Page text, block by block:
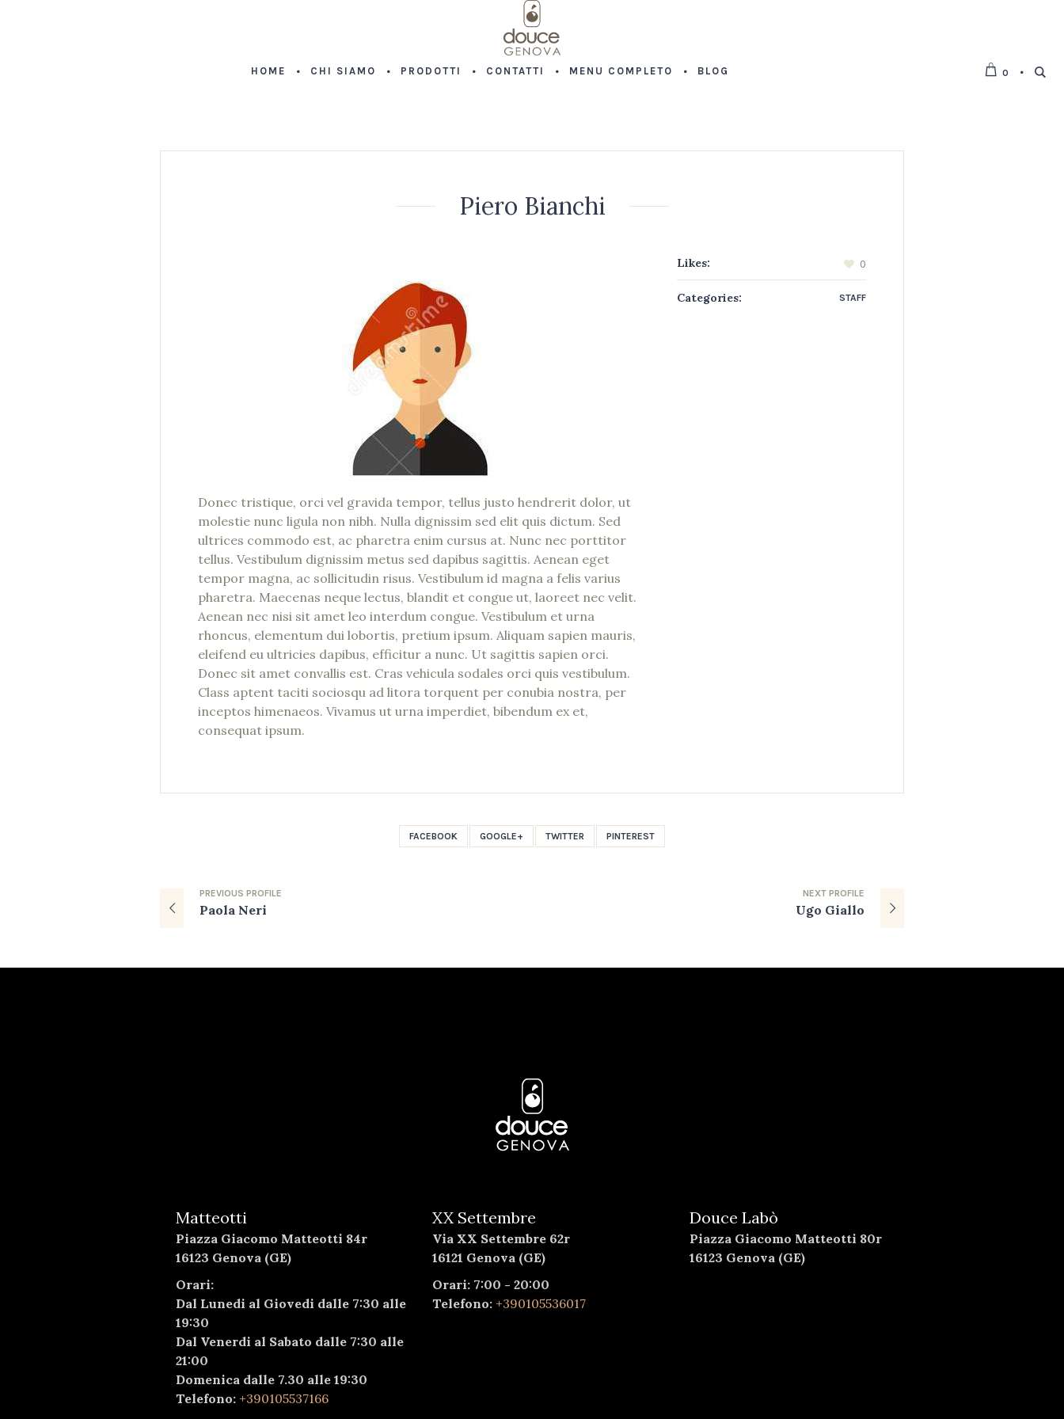
0
HOME CHI SIAMO PRODOTTI CONTATTI MENU COMPLETO BLOG
Piero Bianchi
Donec tristique, orci vel gravida tempor, tellus justo hendrerit dolor, ut
molestie nunc ligula non nibh. Nulla dignissim sed elit quis dictum. Sed
ultrices commodo est, ac pharetra enim cursus at. Nunc nec porttitor
tellus. Vestibulum dignissim metus sed dapibus sagittis. Aenean eget
tempor magna, ac sollicitudin risus. Vestibulum id magna a felis varius
pharetra. Maecenas neque lectus, blandit et congue ut, laoreet nec velit.
Aenean nec nisi sit amet leo interdum congue. Vestibulum et urna
rhoncus, elementum dui lobortis, pretium ipsum. Aliquam sapien mauris,
eleifend eu ultricies dapibus, efficitur a nunc. Ut sagittis sapien orci.
Donec sit amet convallis est. Cras vehicula sodales orci quis vestibulum.
Class aptent taciti sociosqu ad litora torquent per conubia nostra, per
inceptos himenaeos. Vivamus ut urna imperdiet, bibendum ex et,
consequat ipsum.
Likes: 0
Categories: STAFF
FACEBOOK GOOGLE+ TWITTER PINTEREST
NEXT PROFILE
Ugo Giallo
PREVIOUS PROFILE
Paola Neri
Matteotti
Piazza Giacomo Matteotti 84r
16123 Genova (GE)
Orari:
Dal Lunedi al Giovedi dalle 7:30 alle
19:30
Dal Venerdi al Sabato dalle 7:30 alle
21:00
Domenica dalle 7.30 alle 19:30
Telefono: +390105537166
XX Settembre
Via XX Settembre 62r
16121 Genova (GE)
Orari: 7:00 - 20:00
Telefono: +390105536017
Douce Labò
Piazza Giacomo Matteotti 80r
16123 Genova (GE)